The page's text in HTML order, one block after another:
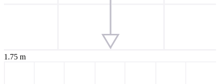
1.75 m